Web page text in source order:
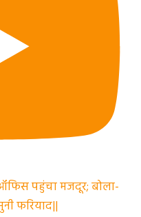
पहुंचा मजदूर; बोला-
फरियाद||